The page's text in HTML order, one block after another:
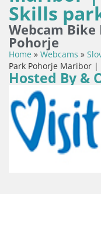
Skills
Webcam
Pohorje
Home » Webcams »
Park Pohorje Maribor |
Hosted By &